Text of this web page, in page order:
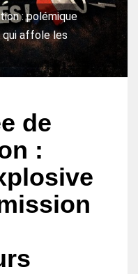
: polémique
qui affole les
de
: